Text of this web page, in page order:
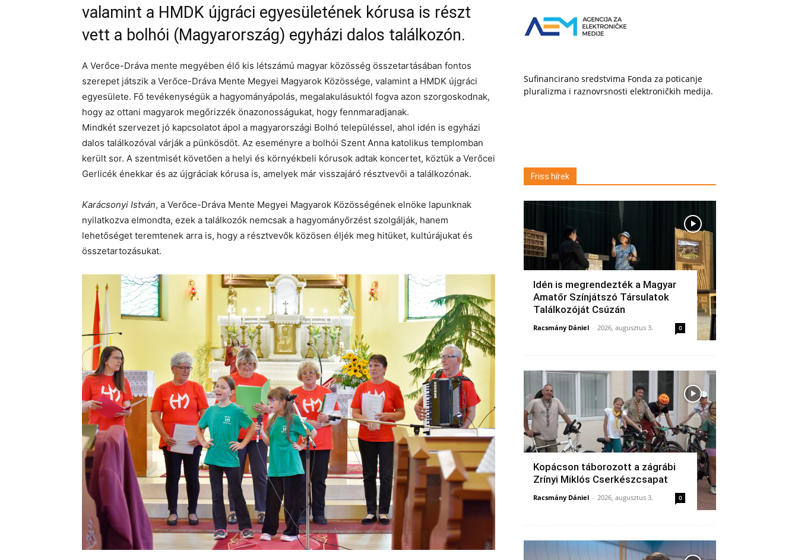
valamint a HMDK újgráci egyesületének kórusa is részt
vett a bolhói (Magyarország) egyházi dalos találkozón.
A Verőce-Dráva mente megyében élő kis létszámú magyar közösség összetartásában fontos
szerepet játszik a Verőce-Dráva Mente Megyei Magyarok Közössége, valamint a HMDK újgráci
egyesülete. Fő tevékenységük a hagyományápolás, megalakulásuktól fogva azon szorgoskodnak,
hogy az ottani magyarok megőrizzék önazonosságukat, hogy fennmaradjanak.
Mindkét szervezet jó kapcsolatot ápol a magyarországi Bolhó településsel, ahol idén is egyházi
dalos találkozóval várják a pünkösdöt. Az eseményre a bolhói Szent Anna katolikus templomban
került sor. A szentmisét követően a helyi és környékbeli kórusok adtak koncertet, köztük a Verőcei
Gerlicék énekkar és az újgráciak kórusa is, amelyek már visszajáró résztvevői a találkozónak.
Karácsonyi István, a Verőce-Dráva Mente Megyei Magyarok Közösségének elnöke lapunknak
nyilatkozva elmondta, ezek a találkozók nemcsak a hagyományőrzést szolgálják, hanem
lehetőséget teremtenek arra is, hogy a résztvevők közösen éljék meg hitüket, kultúrájukat és
összetartozásukat.
Sufinancirano sredstvima Fonda za poticanje
pluralizma i raznovrsnosti elektroničkih medija.
Friss hírek
Idén is megrendezték a Magyar
Amatőr Színjátszó Társulatok
Találkozóját Csúzán
Racsmány Dániel - 2026, augusztus 3. 0
Kopácson táborozott a zágrábi
Zrínyi Miklós Cserkészcsapat
Racsmány Dániel - 2026, augusztus 3. 0